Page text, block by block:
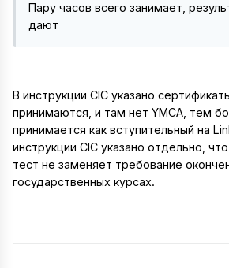
Пару часов всего занимает,
дают
В инструкции CIC указано
принимаются, и там нет YMCA, тем
принимается как вступительный на
инструкции CIC указано отдельно,
тест не заменяет требование
государственных курсах.